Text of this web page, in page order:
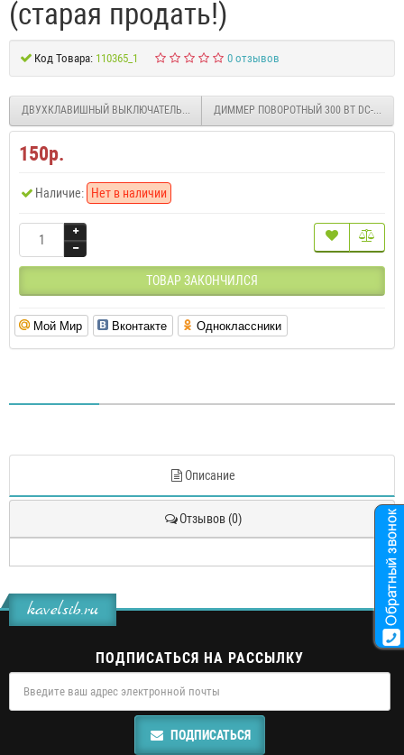
(старая продать!)
Код Товара: 110365_1 0 отзывов
ДВУХКЛАВИШНЫЙ ВЫКЛЮЧАТЕЛЬ ( СХ. 5) BA10-042BДИММЕР ПОВОРОТНЫЙ 300 ВТ DC-001B
150р.
Наличие: Нет в наличии
ТОВАР ЗАКОНЧИЛСЯ
Мой Мир Вконтакте Одноклассники
Описание
Отзывов (0)
kavelsib.ru
ПОДПИСАТЬСЯ НА РАССЫЛКУ
ПОДПИСАТЬСЯ